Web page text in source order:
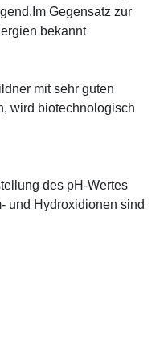
Gegensatz zur
bekannt
mit sehr guten
wird biotechnologisch
des pH-Wertes
und Hydroxidionen sind